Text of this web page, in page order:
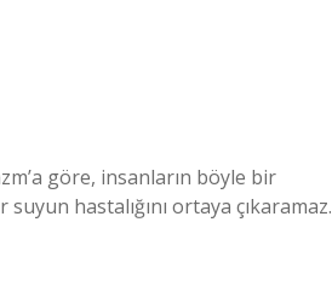
göre, insanların böyle bir
hastalığını ortaya çıkaramaz.